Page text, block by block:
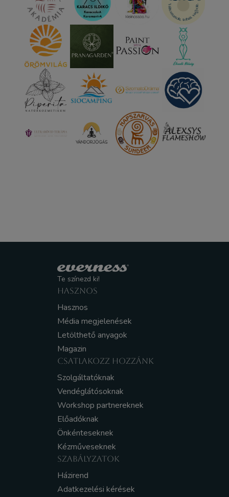
Te színezd ki!
HASZNOS
Hasznos
Média megjelenések
Letölthető anyagok
Magazin
CSATLAKOZZ HOZZÁNK
Szolgáltatóknak
Vendéglátósoknak
Workshop partnereknek
Előadóknak
Önkénteseknek
Kézműveseknek
SZABÁLYZATOK
Házirend
Adatkezelési kérések